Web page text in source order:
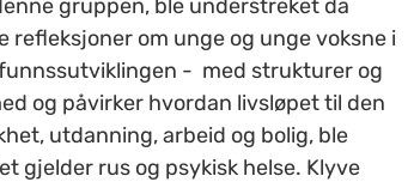
gruppen, ble understreket da
om unge og unge voksne i
- med strukturer og
og påvirker hvordan livsløpet til den
utdanning, arbeid og bolig, ble
gjelder rus og psykisk helse. Klyve